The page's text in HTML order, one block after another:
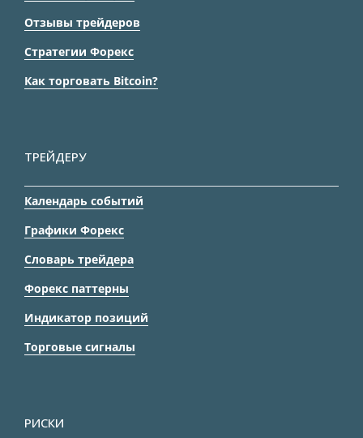
Отзывы трейдеров
Стратегии Форекс
Как торговать Bitcoin?
ТРЕЙДЕРУ
Календарь событий
Графики Форекс
Словарь трейдера
Форекс паттерны
Индикатор позиций
Торговые сигналы
РИСКИ